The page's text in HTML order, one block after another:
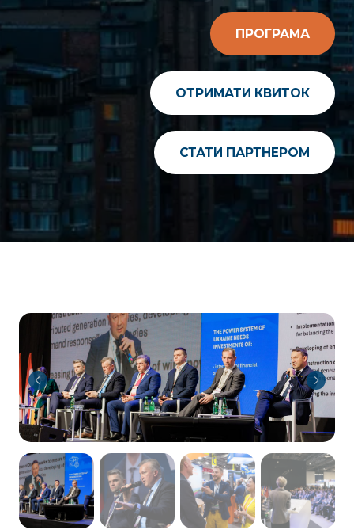
ПРОГРАМА
ОТРИМАТИ КВИТОК
СТАТИ ПАРТНЕРОМ